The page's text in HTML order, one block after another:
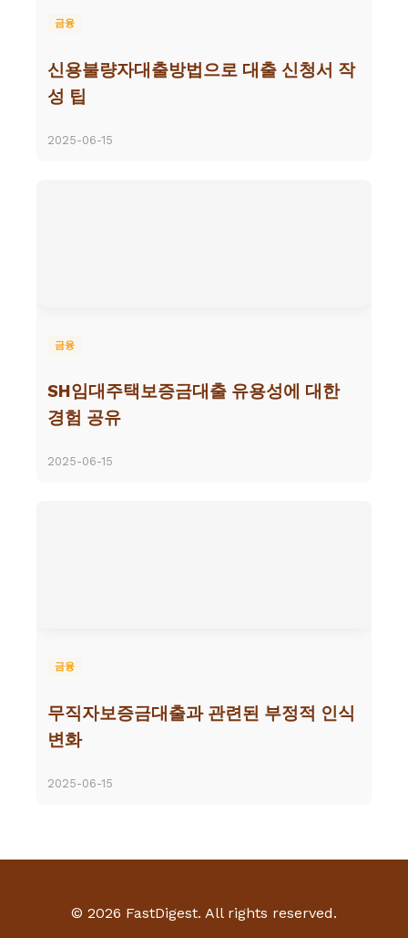
금융
신용불량자대출방법으로 대출 신청서 작
성 팁
2025-06-15
금융
SH임대주택보증금대출 유용성에 대한
경험 공유
2025-06-15
금융
무직자보증금대출과 관련된 부정적 인식
변화
2025-06-15
© 2026 FastDigest. All rights reserved.